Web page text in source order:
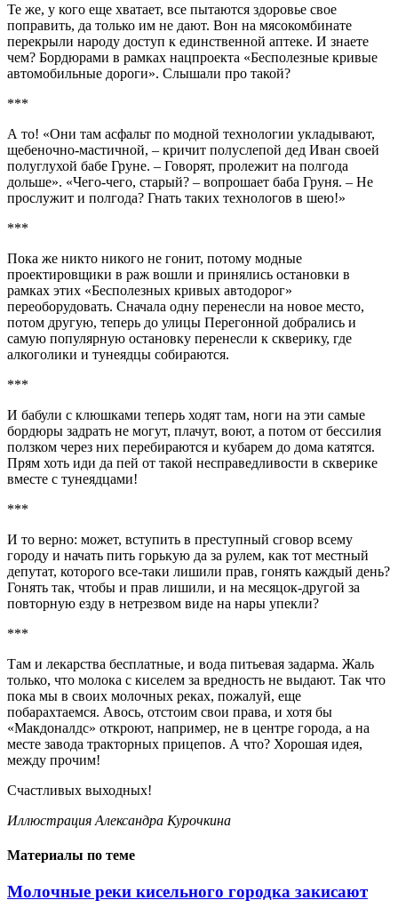
Те же, у кого еще хватает, все пытаются здоровье свое
поправить, да только им не дают. Вон на мясокомбинате
перекрыли народу доступ к единственной аптеке. И знаете
чем? Бордюрами в рамках нацпроекта «Бесполезные кривые
автомобильные дороги». Слышали про такой?
***
А то! «Они там асфальт по модной технологии укладывают,
щебеночно-мастичной, – кричит полуслепой дед Иван своей
полуглухой бабе Груне. – Говорят, пролежит на полгода
дольше». «Чего-чего, старый? – вопрошает баба Груня. – Не
прослужит и полгода? Гнать таких технологов в шею!»
***
Пока же никто никого не гонит, потому модные
проектировщики в раж вошли и принялись остановки в
рамках этих «Бесполезных кривых автодорог»
переоборудовать. Сначала одну перенесли на новое место,
потом другую, теперь до улицы Перегонной добрались и
самую популярную остановку перенесли к скверику, где
алкоголики и тунеядцы собираются.
***
И бабули с клюшками теперь ходят там, ноги на эти самые
бордюры задрать не могут, плачут, воют, а потом от бессилия
ползком через них перебираются и кубарем до дома катятся.
Прям хоть иди да пей от такой несправедливости в скверике
вместе с тунеядцами!
***
И то верно: может, вступить в преступный сговор всему
городу и начать пить горькую да за рулем, как тот местный
депутат, которого все-таки лишили прав, гонять каждый день?
Гонять так, чтобы и прав лишили, и на месяцок-другой за
повторную езду в нетрезвом виде на нары упекли?
***
Там и лекарства бесплатные, и вода питьевая задарма. Жаль
только, что молока с киселем за вредность не выдают. Так что
пока мы в своих молочных реках, пожалуй, еще
побарахтаемся. Авось, отстоим свои права, и хотя бы
«Макдоналдс» откроют, например, не в центре города, а на
месте завода тракторных прицепов. А что? Хорошая идея,
между прочим!
Счастливых выходных!
Иллюстрация Александра Курочкина
Материалы по теме
Молочные реки кисельного городка закисают